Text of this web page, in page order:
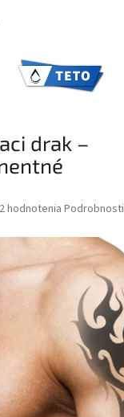
drak –
Priemerné
hviezdičiek.
2 hodnotenia